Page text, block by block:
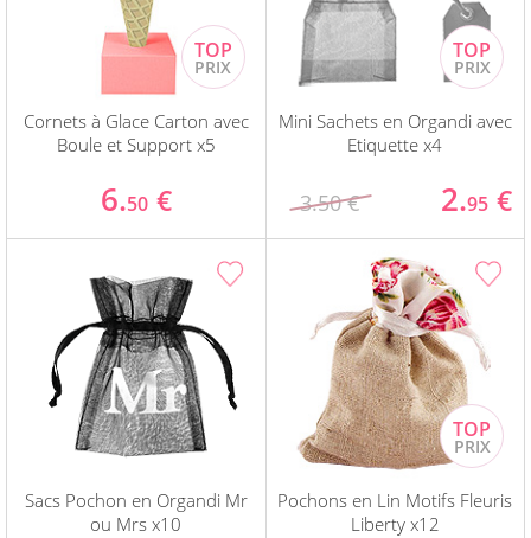
Cornets à Glace Carton avec
Boule et Support x5
6.50 €
Mini Sachets en Organdi avec
Etiquette x4
3.50 € 2.95 €
Sacs Pochon en Organdi Mr
ou Mrs x10
Pochons en Lin Motifs Fleuris
Liberty x12